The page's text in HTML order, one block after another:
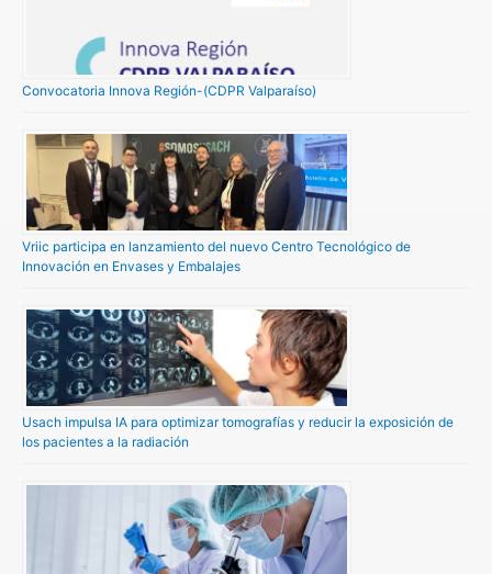
Convocatoria Innova Región-(CDPR Valparaíso)
Vriic participa en lanzamiento del nuevo Centro Tecnológico de
Innovación en Envases y Embalajes
Usach impulsa IA para optimizar tomografías y reducir la exposición de
los pacientes a la radiación